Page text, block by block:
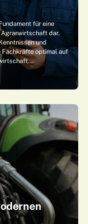
für eine
dar.
und
Fachkräfte optimal auf